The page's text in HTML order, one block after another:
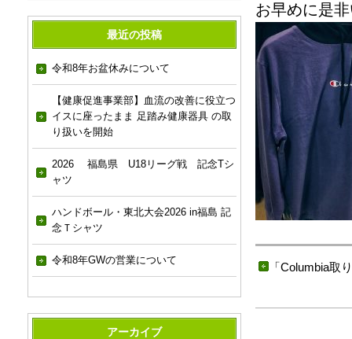
最近の投稿
令和8年お盆休みについて
【健康促進事業部】血流の改善に役立つ
イスに座ったまま 足踏み健康器具 の取
り扱いを開始
2026 福島県 U18リーグ戦 記念Tシ
ャツ
ハンドボール・東北大会2026 in福島 記
念Ｔシャツ
令和8年GWの営業について
アーカイブ
お早めに是
「Columbia取